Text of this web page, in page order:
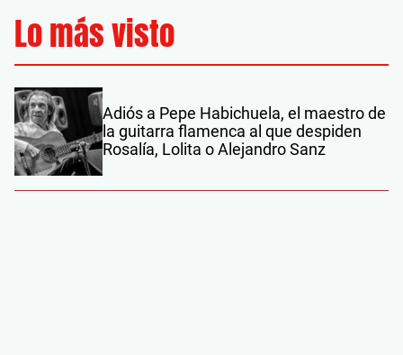
Lo más visto
Adiós a Pepe Habichuela, el maestro de
la guitarra flamenca al que despiden
Rosalía, Lolita o Alejandro Sanz